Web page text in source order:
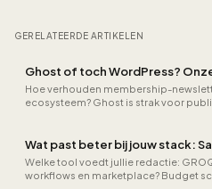
GERELATEERDE ARTIKELEN
Ghost of toch WordPress?
Hoe verhouden membership-
ecosysteem? Ghost is strak voor
Wat past beter bij jouw stack:
Welke tool voedt jullie redactie:
workflows en marketplace? Budget